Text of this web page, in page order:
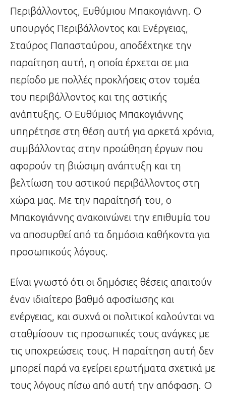
Περιβάλλοντος, Ευθύμιου Μπακογιάννη. Ο
υπουργός Περιβάλλοντος και Ενέργειας,
Σταύρος Παπασταύρου, αποδέχτηκε την
παραίτηση αυτή, η οποία έρχεται σε μια
περίοδο με πολλές προκλήσεις στον τομέα
του περιβάλλοντος και της αστικής
ανάπτυξης. Ο Ευθύμιος Μπακογιάννης
υπηρέτησε στη θέση αυτή για αρκετά χρόνια,
συμβάλλοντας στην προώθηση έργων που
αφορούν τη βιώσιμη ανάπτυξη και τη
βελτίωση του αστικού περιβάλλοντος στη
χώρα μας. Με την παραίτησή του, ο
Μπακογιάννης ανακοινώνει την επιθυμία του
να αποσυρθεί από τα δημόσια καθήκοντα για
προσωπικούς λόγους.
Είναι γνωστό ότι οι δημόσιες θέσεις απαιτούν
έναν ιδιαίτερο βαθμό αφοσίωσης και
ενέργειας, και συχνά οι πολιτικοί καλούνται να
σταθμίσουν τις προσωπικές τους ανάγκες με
τις υποχρεώσεις τους. Η παραίτηση αυτή δεν
μπορεί παρά να εγείρει ερωτήματα σχετικά με
τους λόγους πίσω από αυτή την απόφαση. Ο